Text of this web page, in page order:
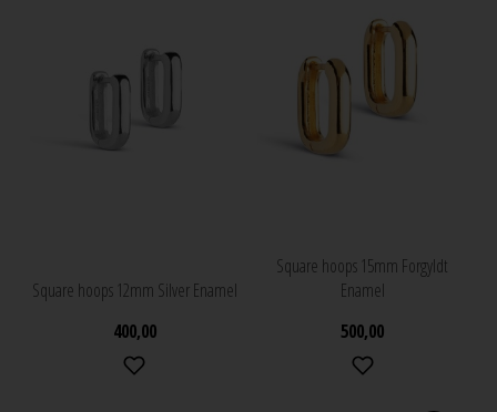
Square hoops 12mm Silver Enamel
400,00
Square hoops 15mm Forgyldt
Enamel
500,00